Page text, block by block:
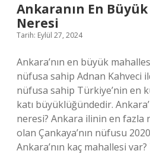
Ankaranın En
Neresi
Tarih: Eylül 27, 2024
Ankara’nın en büyük
nüfusa sahip Adnan Kahveci
nüfusa sahip Türkiye’nin en
katı büyüklüğündedir.
neresi? Ankara ilinin en fazla
olan Çankaya’nın nüfusu
Ankara’nın kaç mahallesi